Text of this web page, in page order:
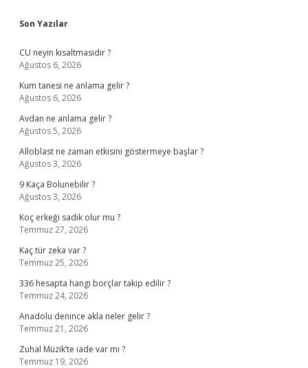
Sidebar
Son Yazılar
CU neyin kısaltmasıdır ?
Ağustos 6, 2026
Kum tanesi ne anlama gelir ?
Ağustos 6, 2026
Avdan ne anlama gelir ?
Ağustos 5, 2026
Alloblast ne zaman etkisini göstermeye başlar ?
Ağustos 3, 2026
9 Kaça Bolunebilir ?
Ağustos 3, 2026
Koç erkeği sadık olur mu ?
Temmuz 27, 2026
Kaç tür zeka var ?
Temmuz 25, 2026
336 hesapta hangi borçlar takip edilir ?
Temmuz 24, 2026
Anadolu denince akla neler gelir ?
Temmuz 21, 2026
Zuhal Müzik’te iade var mı ?
Temmuz 19, 2026